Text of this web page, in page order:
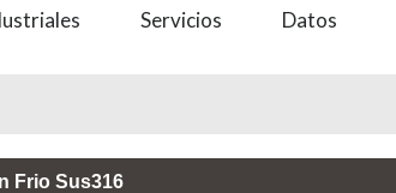
Servicios Datos
Frio Sus316